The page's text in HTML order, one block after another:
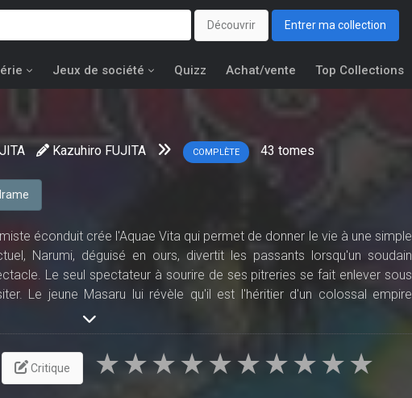
Découvrir Entrer ma collection
Jeux de société Quizz Achat/vente Top Collections
Kazuhiro FUJITA COMPLÈTE 43 tomes
éconduit crée l'Aquae Vita qui permet de donner le vie à une simple
Narumi, déguisé en ours, divertit les passants lorsqu'un soudain
Le seul spectateur à sourire de ses pitreries se fait enlever sous
Le jeune Masaru lui révèle qu'il est l'héritier d'un colossal empire
précisions... Que contient l'étrange et énorme valise qu'il traîne à ses
?
Critique ★
★
★
★
★
★
★
★
★
★